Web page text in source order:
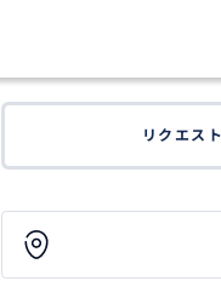
リクエス